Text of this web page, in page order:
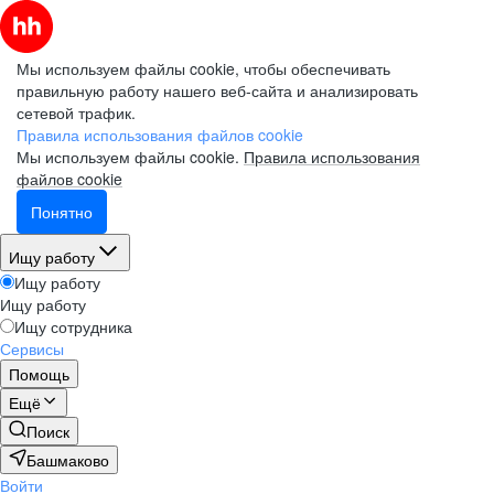
Мы используем файлы cookie, чтобы обеспечивать
правильную работу нашего веб-сайта и анализировать
сетевой трафик.
Правила использования файлов cookie
Мы используем файлы cookie. Правила использования
файлов cookie
Понятно
Ищу работу
Ищу работу
Ищу работу
Ищу сотрудника
Сервисы
Помощь
Ещё
Поиск
Башмаково
Войти